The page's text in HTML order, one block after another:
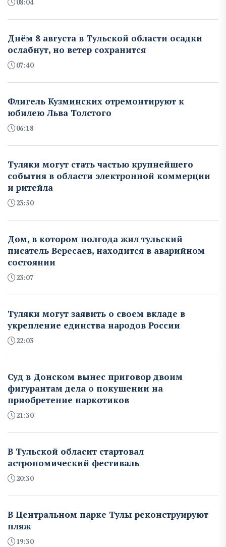
08:04
Днём 8 августа в Тульской области осадки
ослабнут, но ветер сохранится
07:40
Флигель Кузминских отремонтируют к
юбилею Льва Толстого
06:18
Туляки могут стать частью крупнейшего
события в области электронной коммерции
и ритейла
23:50
Дом, в котором полгода жил тульский
писатель Вересаев, находится в аварийном
состоянии
23:07
Туляки могут заявить о своем вкладе в
укрепление единства народов России
22:03
Суд в Донском вынес приговор двоим
фигурантам дела о покушении на
приобретение наркотиков
21:30
В Тульской обласит стартовал
астрономический фестиваль
20:30
В Центральном парке Тулы реконструируют
пляж
19:30